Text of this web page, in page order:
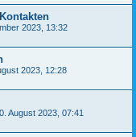
2023, 13:32
2023, 12:28
August 2023, 07:41